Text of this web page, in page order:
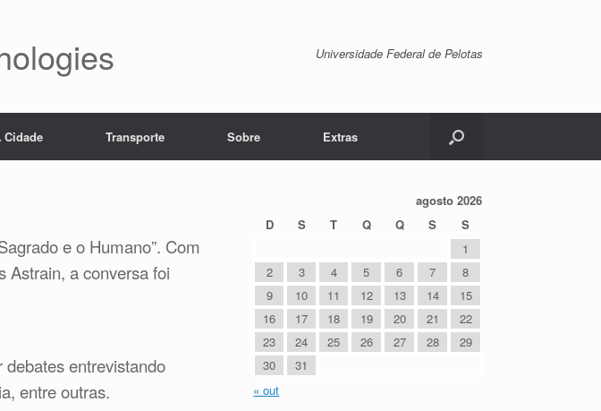
Universidade Federal de Pelotas
Cidade Transporte Sobre Extras
e o Humano”. Com
Astrain, a conversa foi
debates entrevistando
entre outras.
agosto 2026
D
S T Q Q S
S
1
2
3 4 5 6 7
8
9
10 11 12 13 14
15
16
17 18 19 20 21
22
23
24 25 26 27 28
29
30
31
« out